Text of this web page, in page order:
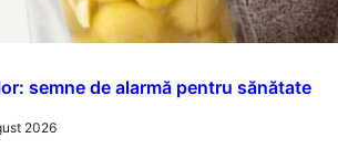
semne de alarmă pentru sănătate
2026